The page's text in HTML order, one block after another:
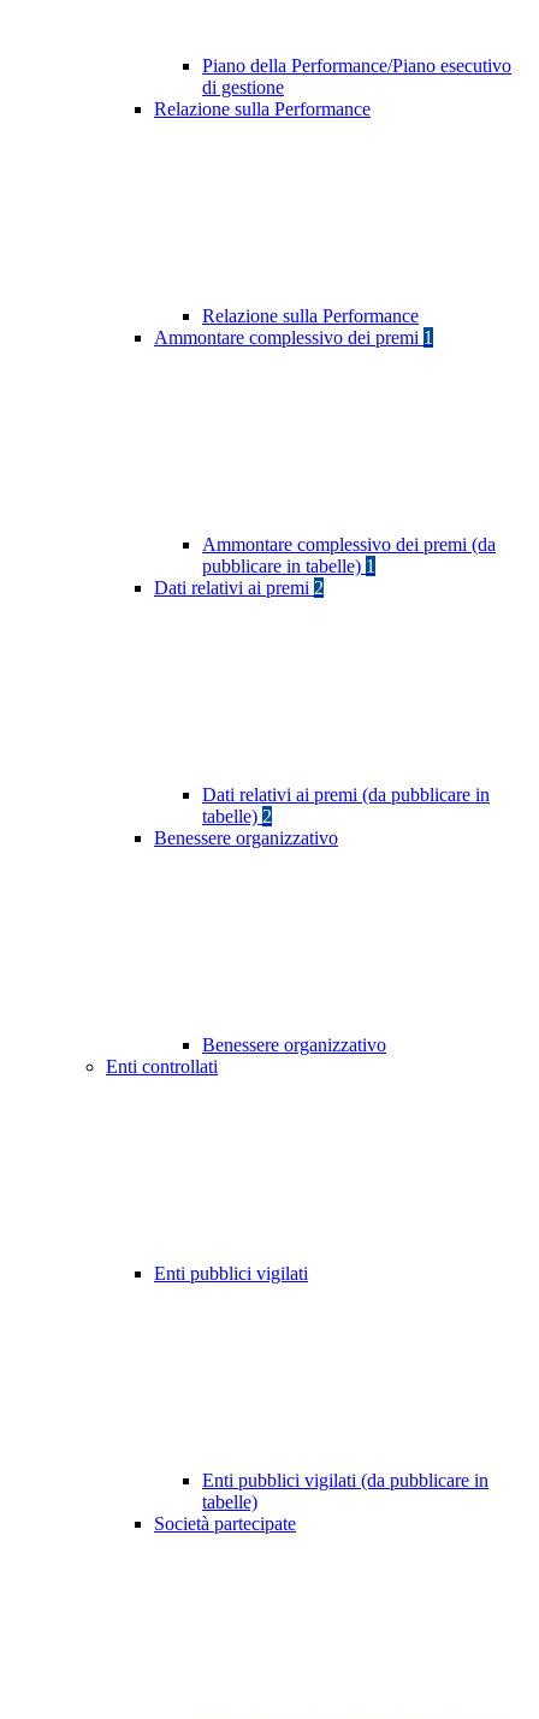
Piano della Performance/Piano esecutivo
di gestione
Relazione sulla Performance
Relazione sulla Performance
Ammontare complessivo dei premi 1
Ammontare complessivo dei premi (da
pubblicare in tabelle) 1
Dati relativi ai premi 2
Dati relativi ai premi (da pubblicare in
tabelle) 2
Benessere organizzativo
Benessere organizzativo
Enti controllati
Enti pubblici vigilati
Enti pubblici vigilati (da pubblicare in
tabelle)
Società partecipate